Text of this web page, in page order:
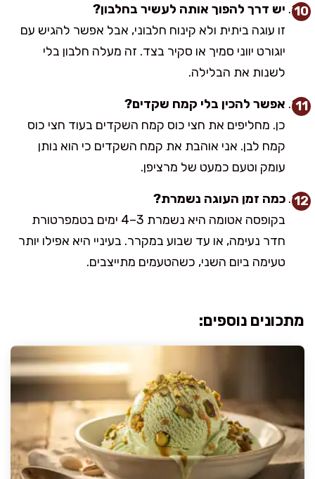
יש דרך להפוך אותה לעשיר בחלבון?
זו עוגה ביתית ולא קינוח חלבוני, אבל אפשר להגיש עם
יוגורט יווני סמיך או סקיר בצד. זה מעלה חלבון בלי
לשנות את הבלילה.
אפשר להכין בלי קמח שקדים?
כן. מחליפים את חצי כוס קמח השקדים בעוד חצי כוס
קמח לבן. אני אוהבת את קמח השקדים כי הוא נותן
עומק וטעם כמעט של מרציפן.
כמה זמן העוגה נשמרת?
בקופסה אטומה היא נשמרת 3–4 ימים בטמפרטורת
חדר נעימה, או עד שבוע במקרר. בעיניי היא אפילו יותר
טעימה ביום השני, כשהטעמים מתייצבים.
מתכונים נוספים: